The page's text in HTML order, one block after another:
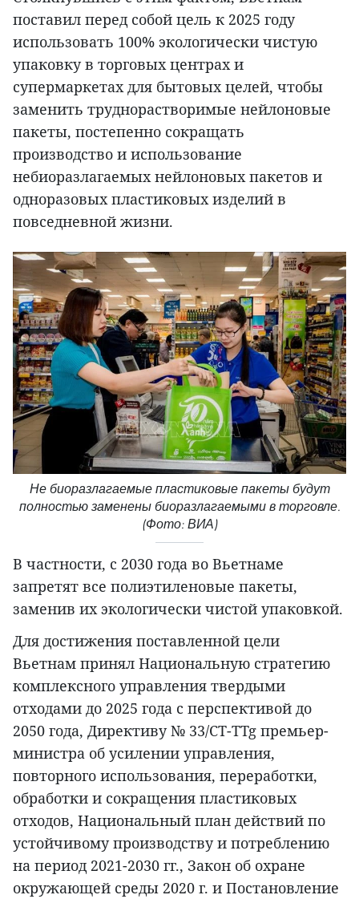
поставил перед собой цель к 2025 году
использовать 100% экологически чистую
упаковку в торговых центрах и
супермаркетах для бытовых целей, чтобы
заменить труднорастворимые нейлоновые
пакеты, постепенно сокращать
производство и использование
небиоразлагаемых нейлоновых пакетов и
одноразовых пластиковых изделий в
повседневной жизни.
Не биоразлагаемые пластиковые пакеты будут
полностью заменены биоразлагаемыми в торговле.
(Фото: ВИА)
В частности, с 2030 года во Вьетнаме
запретят все полиэтиленовые пакеты,
заменив их экологически чистой упаковкой.
Для достижения поставленной цели
Вьетнам принял Национальную стратегию
комплексного управления твердыми
отходами до 2025 года с перспективой до
2050 года, Директиву № 33/CT-TTg премьер-
министра об усилении управления,
повторного использования, переработки,
обработки и сокращения пластиковых
отходов, Национальный план действий по
устойчивому производству и потреблению
на период 2021-2030 гг., Закон об охране
окружающей среды 2020 г. и Постановление